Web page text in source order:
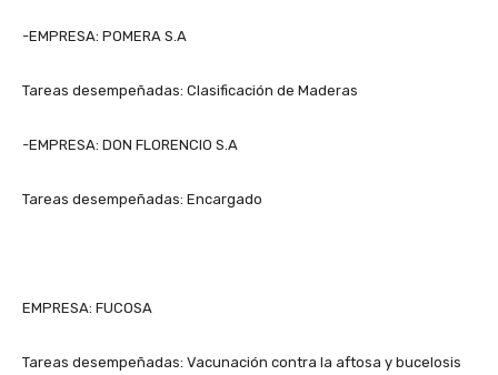
-EMPRESA: POMERA S.A
Tareas desempeñadas: Clasificación de Maderas
-EMPRESA: DON FLORENCIO S.A
Tareas desempeñadas: Encargado
EMPRESA: FUCOSA
Tareas desempeñadas: Vacunación contra la aftosa y bucelosis